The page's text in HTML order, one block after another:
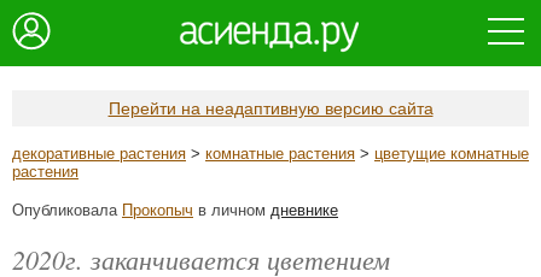
Перейти на неадаптивную версию сайта
декоративные растения > комнатные растения > цветущие комнатные
растения
Опубликовала Прокопыч в личном дневнике
2020г. заканчивается цветением